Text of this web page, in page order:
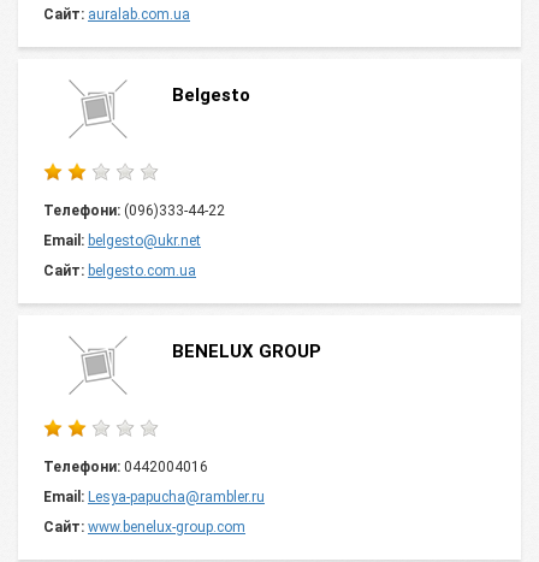
Сайт: auralab.com.ua
Belgesto
Телефони: (096)333-44-22
Email: belgesto@ukr.net
Сайт: belgesto.com.ua
BENELUX GROUP
Телефони: 0442004016
Email: Lesya-papucha@rambler.ru
Сайт: www.benelux-group.com